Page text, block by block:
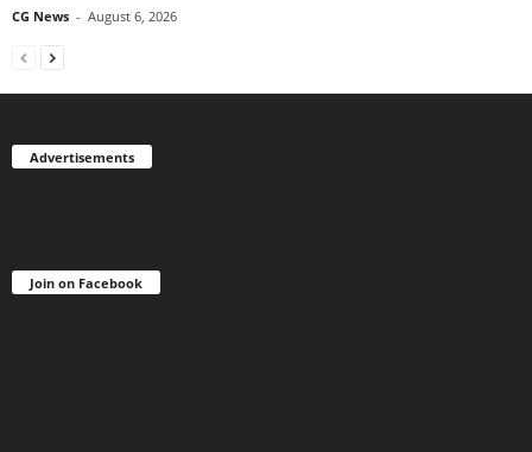
CG News - August 6, 2026
Advertisements
Join on Facebook